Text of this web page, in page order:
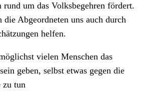
rund um das Volksbegehren fördert.
Abgeordneten uns auch durch
helfen.
vielen Menschen das
geben, selbst etwas gegen die
zu tun